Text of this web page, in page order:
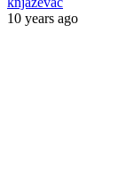
10 years ago